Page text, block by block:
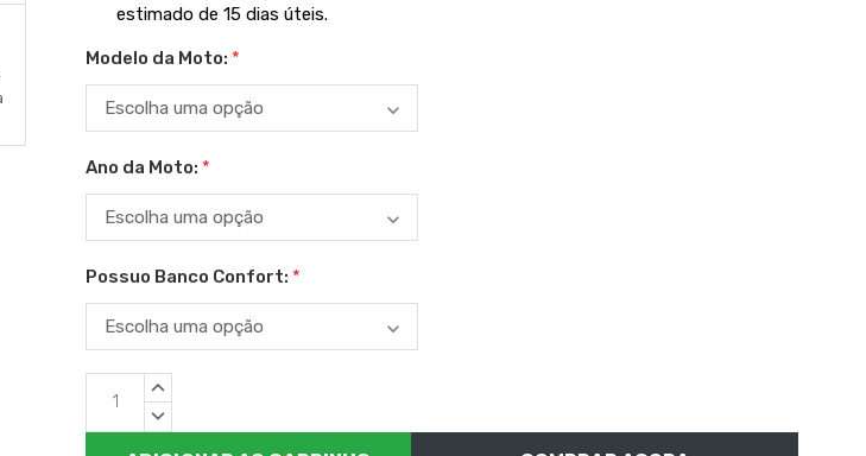
estimado de 15 dias úteis.
Modelo da Moto: *
Ano da Moto: *
Possuo Banco Confort: *
Estoque
atual:
QUANTIDADE
QUANTIDADE